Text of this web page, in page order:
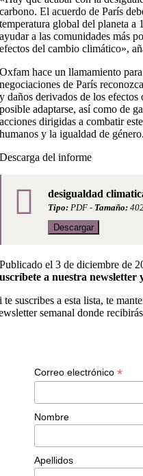
carbono. El acuerdo de París
temperatura global del planeta a
ayudar a las comunidades más
efectos del cambio climático»,
Oxfam hace un llamamiento
negociaciones de París
y daños derivados de los
posible adaptarse, así como de
acciones dirigidas a combatir
humanos y la igualdad de género.
Descarga del informe
desigualdad
Tipo: PDF - Tamaño:
Descargar
Publicado el 3 de diciembre de
a nuestra newsletter
te suscribes a esta lista, te
semanal donde
Correo electrónico *
Nombre
Apellidos